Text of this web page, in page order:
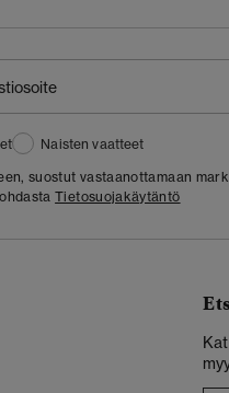
Naisten vaatteet
suostut vastaanottamaan
Tietosuojakäytäntö